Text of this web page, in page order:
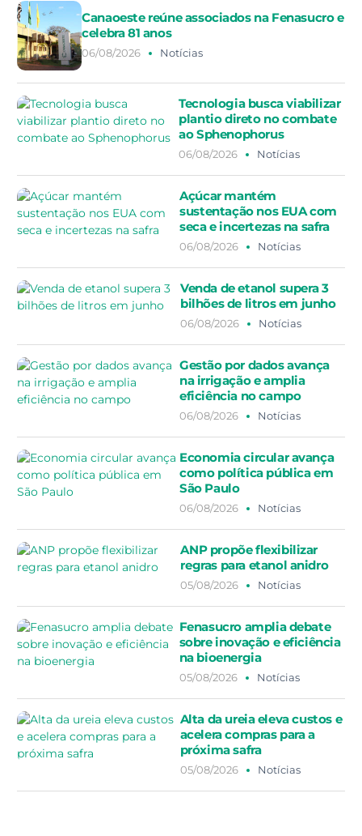
Canaoeste reúne associados na Fenasucro e
celebra 81 anos
06/08/2026 Notícias
Tecnologia busca viabilizar
plantio direto no combate
ao Sphenophorus
06/08/2026 Notícias
Açúcar mantém
sustentação nos EUA com
seca e incertezas na safra
06/08/2026 Notícias
Venda de etanol supera 3
bilhões de litros em junho
06/08/2026 Notícias
Gestão por dados avança
na irrigação e amplia
eficiência no campo
06/08/2026 Notícias
Economia circular avança
como política pública em
São Paulo
06/08/2026 Notícias
ANP propõe flexibilizar
regras para etanol anidro
05/08/2026 Notícias
Fenasucro amplia debate
sobre inovação e eficiência
na bioenergia
05/08/2026 Notícias
Alta da ureia eleva custos e
acelera compras para a
próxima safra
05/08/2026 Notícias